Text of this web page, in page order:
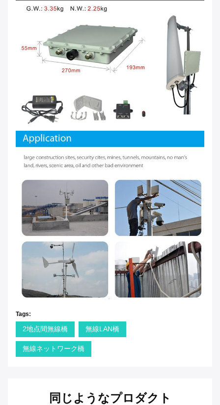
Tags:
2地点間無線橋 無線LAN橋
無線ネットワーク橋
同じようなプロダクト